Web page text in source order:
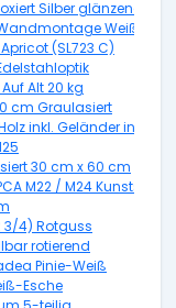
Silber glänzend 10
Weiß
(SL723 C)
Alt 20 kg
cm Graulasiert
inkl. Geländer in Grau
30 cm x 60 cm
M22 / M24 Kunststoff
3/4) Rotguss
rotierend
Pinie-Weiß
Esche